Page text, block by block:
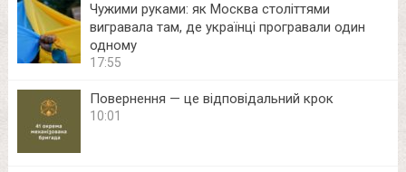
Чужими руками: як Москва століттями
вигравала там, де українці програвали один
одному
17:55
Повернення — це відповідальний крок
10:01